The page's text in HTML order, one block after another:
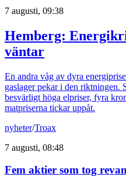
7 augusti, 09:38
Hemberg:
väntar
En andra våg av dyra
gaslager pekar i den riktningen.
besvärligt höga elpriser, fyra
matpriserna tickar uppåt.
nyheter/Troax
7 augusti, 08:48
Fem aktier som tog